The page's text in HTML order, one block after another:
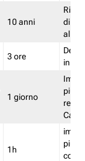
10 anni
di
3 ore
in
1 giorno
più
1h
più